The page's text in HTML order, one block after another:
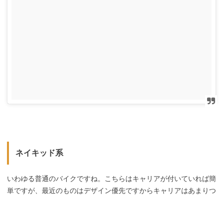
ネイキッド系
いわゆる普通のバイクですね。こちらはキャリアが付いていれば簡
単ですが、最近のものはデザイン優先ですからキャリアはあまりつ